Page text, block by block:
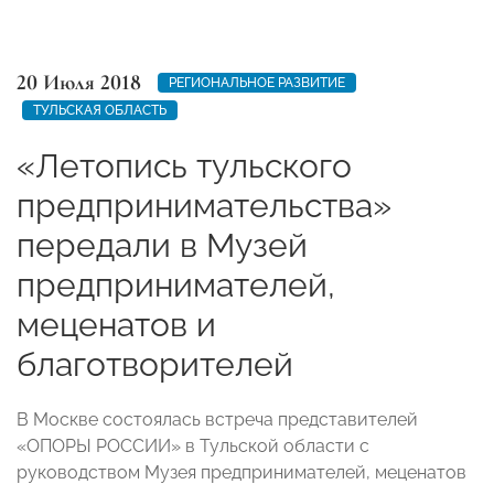
20 Июля 2018
РЕГИОНАЛЬНОЕ РАЗВИТИЕ
ТУЛЬСКАЯ ОБЛАСТЬ
«Летопись тульского
предпринимательства»
передали в Музей
предпринимателей,
меценатов и
благотворителей
В Москве состоялась встреча представителей
«ОПОРЫ РОССИИ» в Тульской области с
руководством Музея предпринимателей, меценатов